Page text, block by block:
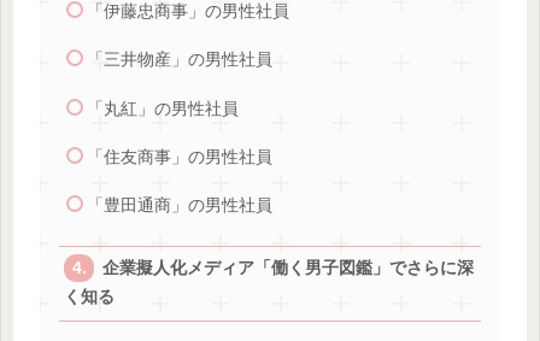
「伊藤忠商事」の男性社員
「三井物産」の男性社員
「丸紅」の男性社員
「住友商事」の男性社員
「豊田通商」の男性社員
企業擬人化メディア「働く男子図鑑」でさらに深
く知る